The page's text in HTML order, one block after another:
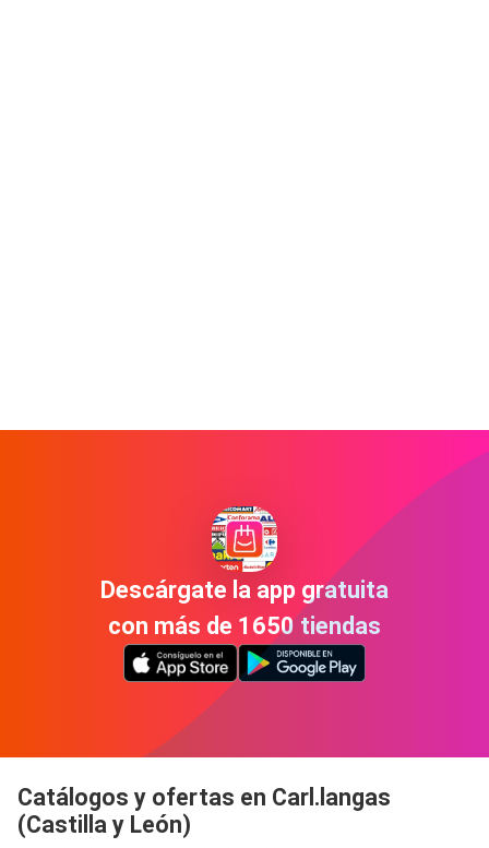
Descárgate la app gratuita
con más de 1650 tiendas
Catálogos y ofertas en Carl.langas
(Castilla y León)